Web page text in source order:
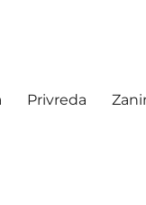
Privreda